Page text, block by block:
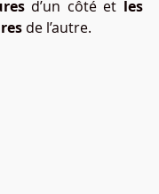
d’un côté et les
de l’autre.